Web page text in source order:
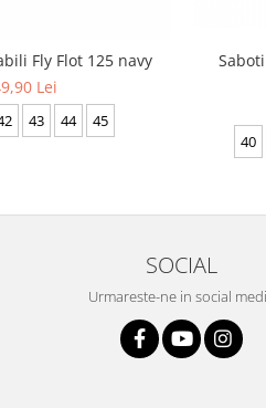
Fly Flot 125 navy
Lei
43 44 45
40
SOCIAL
Urmareste-ne in social